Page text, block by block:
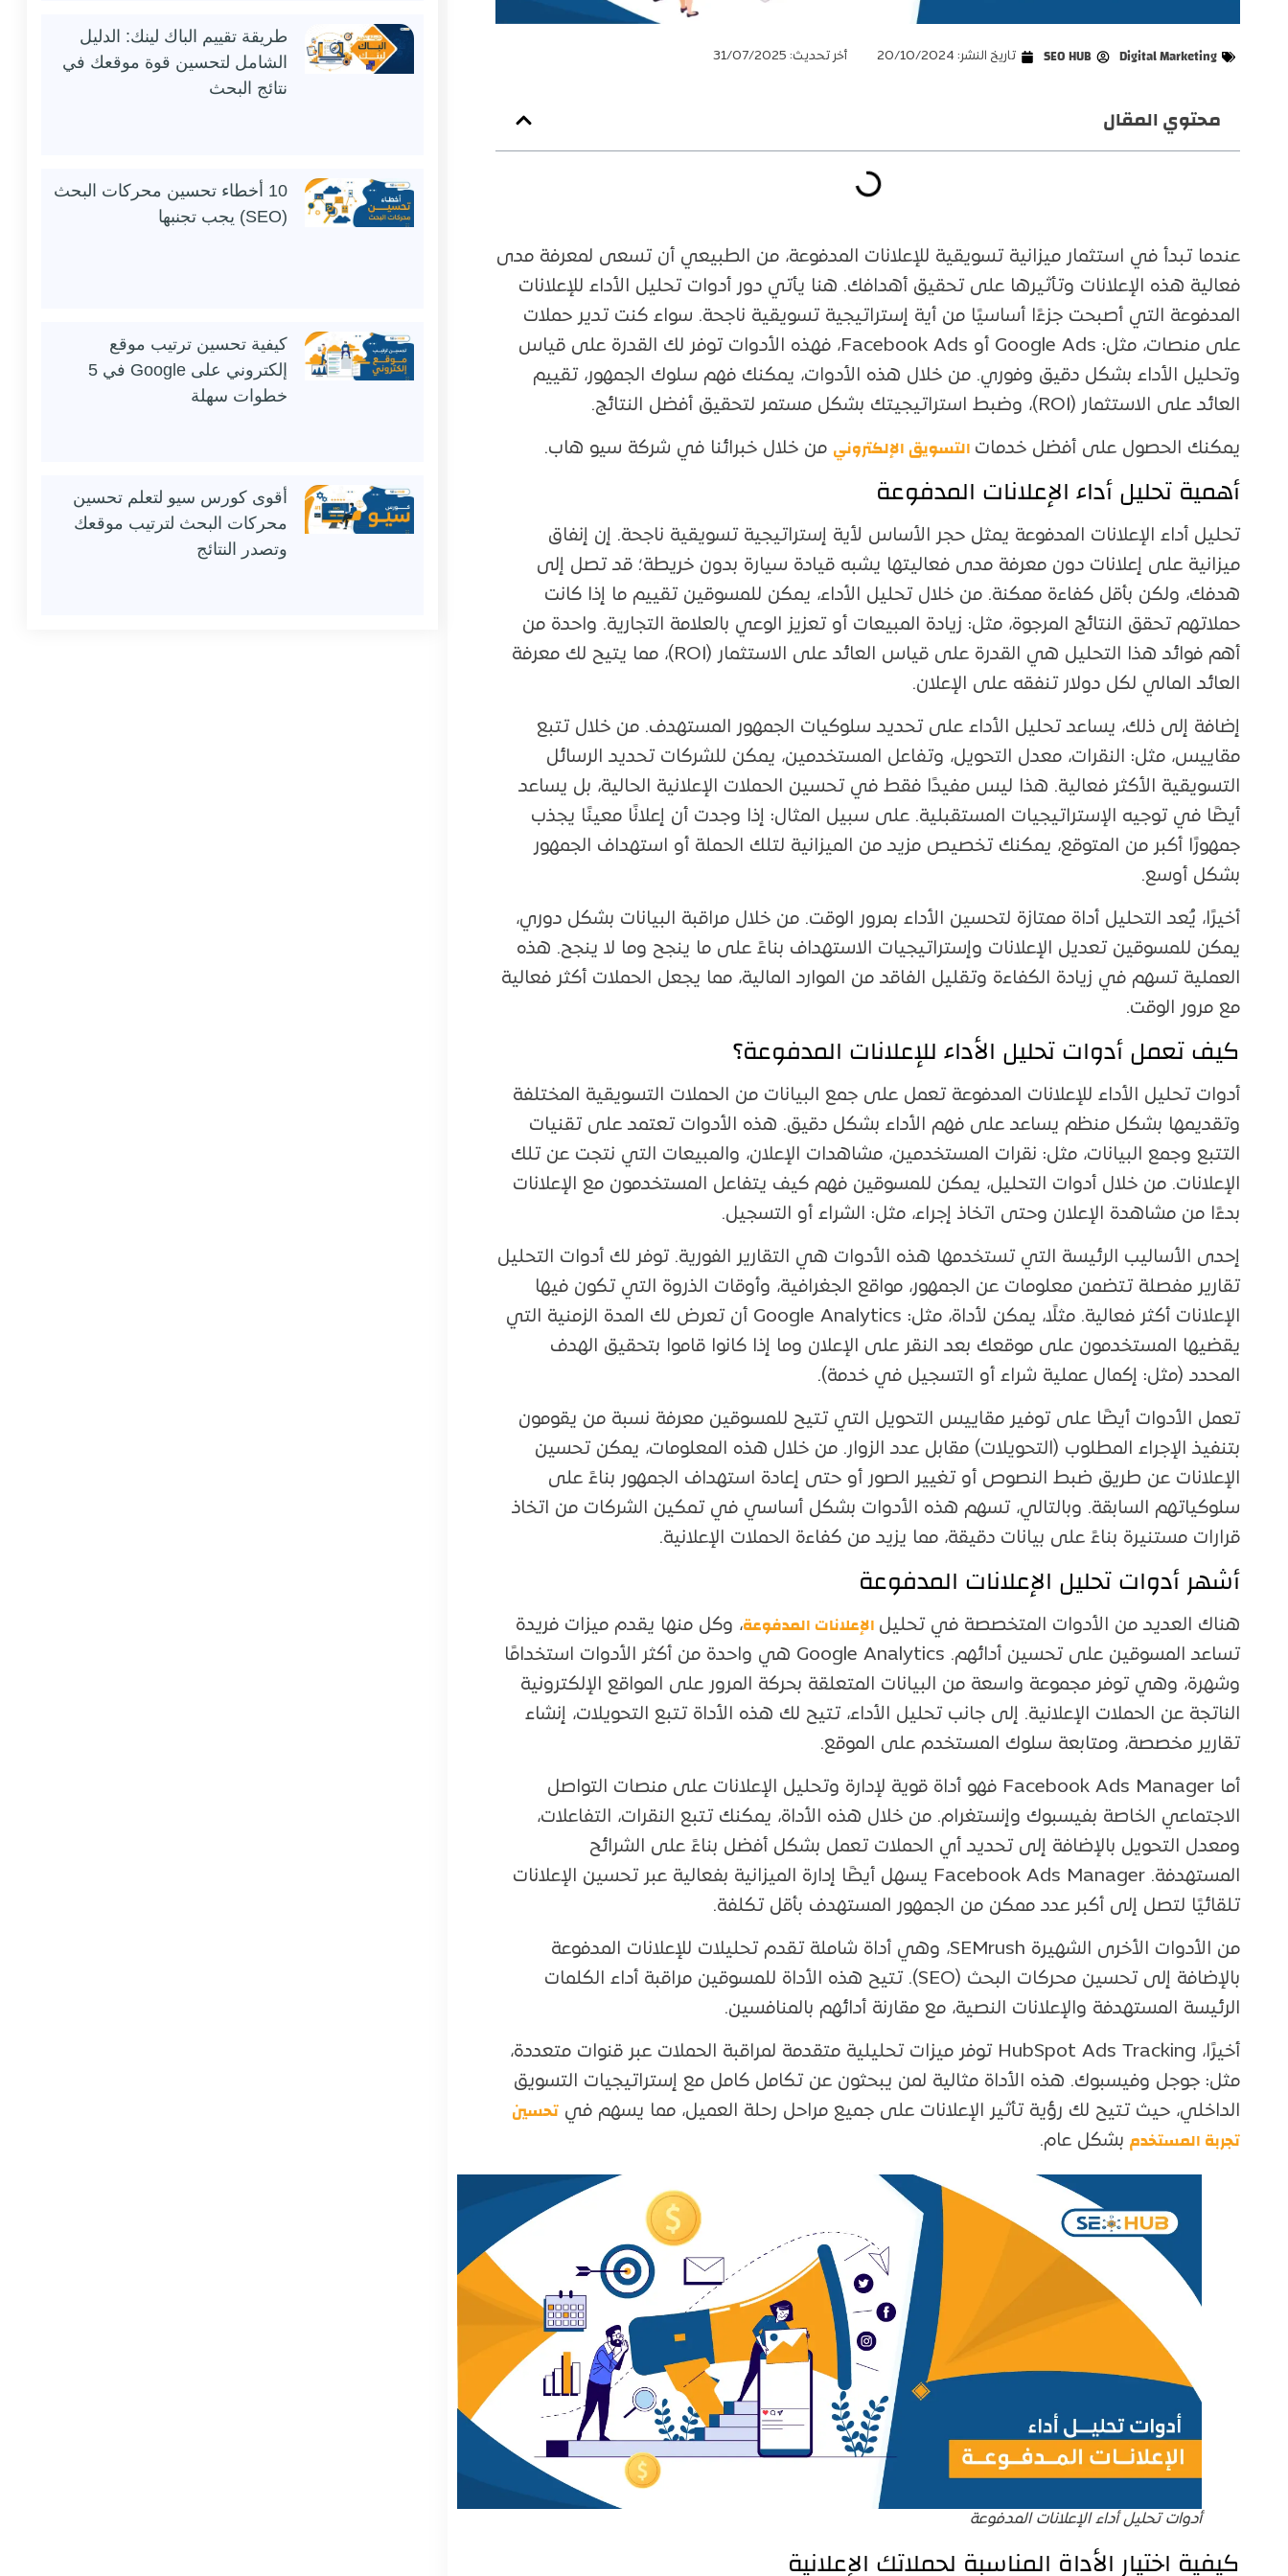
Digital Marketing
SEO HUB تاريخ النشر: 20/10/2024 أخر تحديث: 31/07/2025
محتوي المقال
عندما تبدأ في استثمار ميزانية تسويقية للإعلانات المدفوعة، من الطبيعي أن تسعى لمعرفة مدى
فعالية هذه الإعلانات وتأثيرها على تحقيق أهدافك. هنا يأتي دور أدوات تحليل الأداء للإعلانات
المدفوعة التي أصبحت جزءًا أساسيًا من أية إستراتيجية تسويقية ناجحة. سواء كنت تدير حملات
على منصات، مثل: Google Ads أو Facebook Ads، فهذه الأدوات توفر لك القدرة على قياس
وتحليل الأداء بشكل دقيق وفوري. من خلال هذه الأدوات، يمكنك فهم سلوك الجمهور، تقييم
العائد على الاستثمار (ROI)، وضبط استراتيجيتك بشكل مستمر لتحقيق أفضل النتائج.
يمكنك الحصول على أفضل خدمات التسويق الإلكتروني من خلال خبرائنا في شركة سيو هاب.
أهمية تحليل أداء الإعلانات المدفوعة
تحليل أداء الإعلانات المدفوعة يمثل حجر الأساس لأية إستراتيجية تسويقية ناجحة. إن إنفاق
ميزانية على إعلانات دون معرفة مدى فعاليتها يشبه قيادة سيارة بدون خريطة؛ قد تصل إلى
هدفك، ولكن بأقل كفاءة ممكنة. من خلال تحليل الأداء، يمكن للمسوقين تقييم ما إذا كانت
حملاتهم تحقق النتائج المرجوة، مثل: زيادة المبيعات أو تعزيز الوعي بالعلامة التجارية. واحدة من
أهم فوائد هذا التحليل هي القدرة على قياس العائد على الاستثمار (ROI)، مما يتيح لك معرفة
العائد المالي لكل دولار تنفقه على الإعلان.
إضافة إلى ذلك، يساعد تحليل الأداء على تحديد سلوكيات الجمهور المستهدف. من خلال تتبع
مقاييس، مثل: النقرات، معدل التحويل، وتفاعل المستخدمين، يمكن للشركات تحديد الرسائل
التسويقية الأكثر فعالية. هذا ليس مفيدًا فقط في تحسين الحملات الإعلانية الحالية، بل يساعد
أيضًا في توجيه الإستراتيجيات المستقبلية. على سبيل المثال: إذا وجدت أن إعلانًا معينًا يجذب
جمهورًا أكبر من المتوقع، يمكنك تخصيص مزيد من الميزانية لتلك الحملة أو استهداف الجمهور
بشكل أوسع.
أخيرًا، يُعد التحليل أداة ممتازة لتحسين الأداء بمرور الوقت. من خلال مراقبة البيانات بشكل دوري،
يمكن للمسوقين تعديل الإعلانات وإستراتيجيات الاستهداف بناءً على ما ينجح وما لا ينجح. هذه
العملية تسهم في زيادة الكفاءة وتقليل الفاقد من الموارد المالية، مما يجعل الحملات أكثر فعالية
مع مرور الوقت.
كيف تعمل أدوات تحليل الأداء للإعلانات المدفوعة؟
أدوات تحليل الأداء للإعلانات المدفوعة تعمل على جمع البيانات من الحملات التسويقية المختلفة
وتقديمها بشكل منظم يساعد على فهم الأداء بشكل دقيق. هذه الأدوات تعتمد على تقنيات
التتبع وجمع البيانات، مثل: نقرات المستخدمين، مشاهدات الإعلان، والمبيعات التي نتجت عن تلك
الإعلانات. من خلال أدوات التحليل، يمكن للمسوقين فهم كيف يتفاعل المستخدمون مع الإعلانات
بدءًا من مشاهدة الإعلان وحتى اتخاذ إجراء، مثل: الشراء أو التسجيل.
إحدى الأساليب الرئيسة التي تستخدمها هذه الأدوات هي التقارير الفورية. توفر لك أدوات التحليل
تقارير مفصلة تتضمن معلومات عن الجمهور، مواقع الجغرافية، وأوقات الذروة التي تكون فيها
الإعلانات أكثر فعالية. مثلًا، يمكن لأداة، مثل: Google Analytics أن تعرض لك المدة الزمنية التي
يقضيها المستخدمون على موقعك بعد النقر على الإعلان وما إذا كانوا قاموا بتحقيق الهدف
المحدد (مثل: إكمال عملية شراء أو التسجيل في خدمة).
تعمل الأدوات أيضًا على توفير مقاييس التحويل التي تتيح للمسوقين معرفة نسبة من يقومون
بتنفيذ الإجراء المطلوب (التحويلات) مقابل عدد الزوار. من خلال هذه المعلومات، يمكن تحسين
الإعلانات عن طريق ضبط النصوص أو تغيير الصور أو حتى إعادة استهداف الجمهور بناءً على
سلوكياتهم السابقة. وبالتالي، تسهم هذه الأدوات بشكل أساسي في تمكين الشركات من اتخاذ
قرارات مستنيرة بناءً على بيانات دقيقة، مما يزيد من كفاءة الحملات الإعلانية.
أشهر أدوات تحليل الإعلانات المدفوعة
هناك العديد من الأدوات المتخصصة في تحليل الإعلانات المدفوعة، وكل منها يقدم ميزات فريدة
تساعد المسوقين على تحسين أدائهم. Google Analytics هي واحدة من أكثر الأدوات استخدامًا
وشهرة، وهي توفر مجموعة واسعة من البيانات المتعلقة بحركة المرور على المواقع الإلكترونية
الناتجة عن الحملات الإعلانية. إلى جانب تحليل الأداء، تتيح لك هذه الأداة تتبع التحويلات، إنشاء
تقارير مخصصة، ومتابعة سلوك المستخدم على الموقع.
أما Facebook Ads Manager فهو أداة قوية لإدارة وتحليل الإعلانات على منصات التواصل
الاجتماعي الخاصة بفيسبوك وإنستغرام. من خلال هذه الأداة، يمكنك تتبع النقرات، التفاعلات،
ومعدل التحويل بالإضافة إلى تحديد أي الحملات تعمل بشكل أفضل بناءً على الشرائح
المستهدفة. Facebook Ads Manager يسهل أيضًا إدارة الميزانية بفعالية عبر تحسين الإعلانات
تلقائيًا لتصل إلى أكبر عدد ممكن من الجمهور المستهدف بأقل تكلفة.
من الأدوات الأخرى الشهيرة SEMrush، وهي أداة شاملة تقدم تحليلات للإعلانات المدفوعة
بالإضافة إلى تحسين محركات البحث (SEO). تتيح هذه الأداة للمسوقين مراقبة أداء الكلمات
الرئيسة المستهدفة والإعلانات النصية، مع مقارنة أدائهم بالمنافسين.
أخيرًا، HubSpot Ads Tracking توفر ميزات تحليلية متقدمة لمراقبة الحملات عبر قنوات متعددة،
مثل: جوجل وفيسبوك. هذه الأداة مثالية لمن يبحثون عن تكامل كامل مع إستراتيجيات التسويق
الداخلي، حيث تتيح لك رؤية تأثير الإعلانات على جميع مراحل رحلة العميل، مما يسهم في تحسين
تجربة المستخدم بشكل عام.
أدوات تحليل أداء الإعلانات المدفوعة
كيفية اختيار الأداة المناسبة لحملاتك الإعلانية
طريقة تقييم الباك لينك: الدليل
الشامل لتحسين قوة موقعك في
نتائج البحث
10 أخطاء تحسين محركات البحث
(SEO) يجب تجنبها
كيفية تحسين ترتيب موقع
إلكتروني على Google في 5
خطوات سهلة
أقوى كورس سيو لتعلم تحسين
محركات البحث لترتيب موقعك
وتصدر النتائج